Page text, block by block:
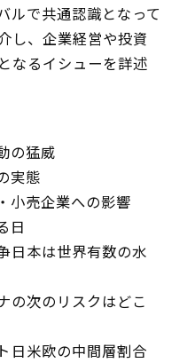
ルで共通認識となって
し、企業経営や投資
なるイシューを詳述
の猛威
実態
小売企業への影響
日
日本は世界有数の水
の次のリスクはどこ
日米欧の中間層割合